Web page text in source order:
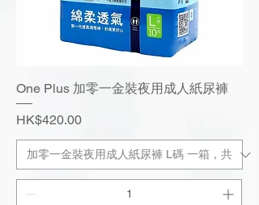
One Plus 加零一金裝夜用成人紙尿褲
Price
HK$420.00